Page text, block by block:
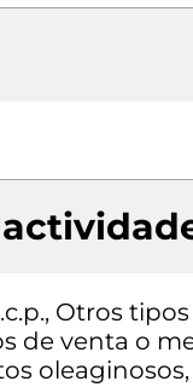
Otros
de venta o